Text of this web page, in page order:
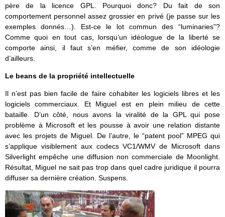
père de la licence GPL. Pourquoi donc? Du fait de son
comportement personnel assez grossier en privé (je passe sur les
exemples donnés…). Est-ce le lot commun des “luminaries”?
Comme quoi en tout cas, lorsqu’un idéologue de la liberté se
comporte ainsi, il faut s’en méfier, comme de son idéologie
d’ailleurs.
Le beans de la propriété intellectuelle
Il n’est pas bien facile de faire cohabiter les logiciels libres et les
logiciels commerciaux. Et Miguel est en plein milieu de cette
bataille. D’un côté, nous avons la viralité de la GPL qui pose
problème à Microsoft et les pousse à avoir une relation distante
avec les projets de Miguel. De l’autre, le “patent pool” MPEG qui
s’applique visiblement aux codecs VC1/WMV de Microsoft dans
Silverlight empêche une diffusion non commerciale de Moonlight.
Résultat, Miguel ne sait pas trop dans quel cadre juridique il pourra
diffuser sa dernière création. Suspens.